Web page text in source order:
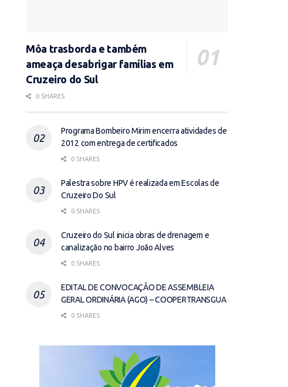
Môa trasborda e também
ameaça desabrigar famílias em
Cruzeiro do Sul
0 SHARES
Programa Bombeiro Mirim encerra atividades de
2012 com entrega de certificados
0 SHARES
Palestra sobre HPV é realizada em Escolas de
Cruzeiro Do Sul
0 SHARES
Cruzeiro do Sul inicia obras de drenagem e
canalização no bairro João Alves
0 SHARES
EDITAL DE CONVOCAÇÃO DE ASSEMBLEIA
GERAL ORDINÁRIA (AGO) – COOPERTRANSGUA
0 SHARES